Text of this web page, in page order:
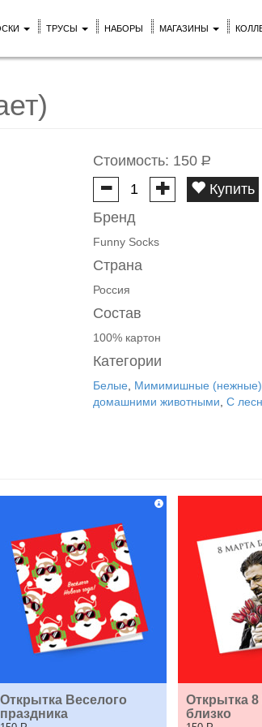
ТРУСЫ НАБОРЫ МАГАЗИНЫ
Стоимость: 150 Р
Купить
Бренд
Funny Socks
Страна
Россия
Состав
100% картон
Категории
Белые Мимимишные (нежные)
домашними животными С
Открытка Веселого
праздника
Открытка
близко